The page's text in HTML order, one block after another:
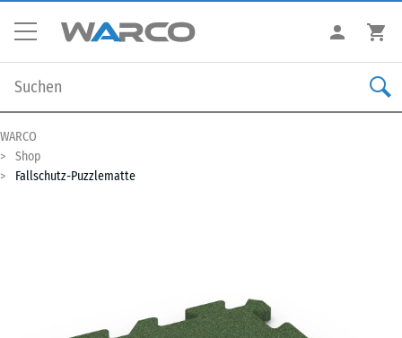
WARCO
Shop
Fallschutz-Puzzlematte